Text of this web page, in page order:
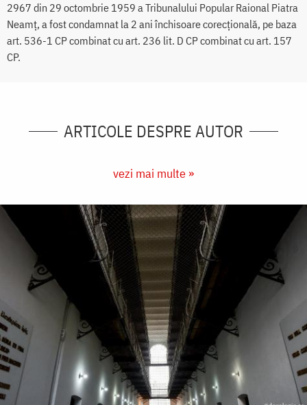
2967 din 29 octombrie 1959 a Tribunalului Popular Raional Piatra
Neamț, a fost condamnat la 2 ani închisoare corecțională, pe baza
art. 536-1 CP combinat cu art. 236 lit. D CP combinat cu art. 157
CP.
ARTICOLE DESPRE AUTOR
vezi mai multe »